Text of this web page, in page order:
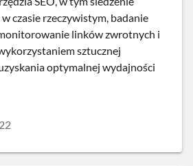
czasie rzeczywistym, badanie
linków zwrotnych i
sztucznej
optymalnej wydajności